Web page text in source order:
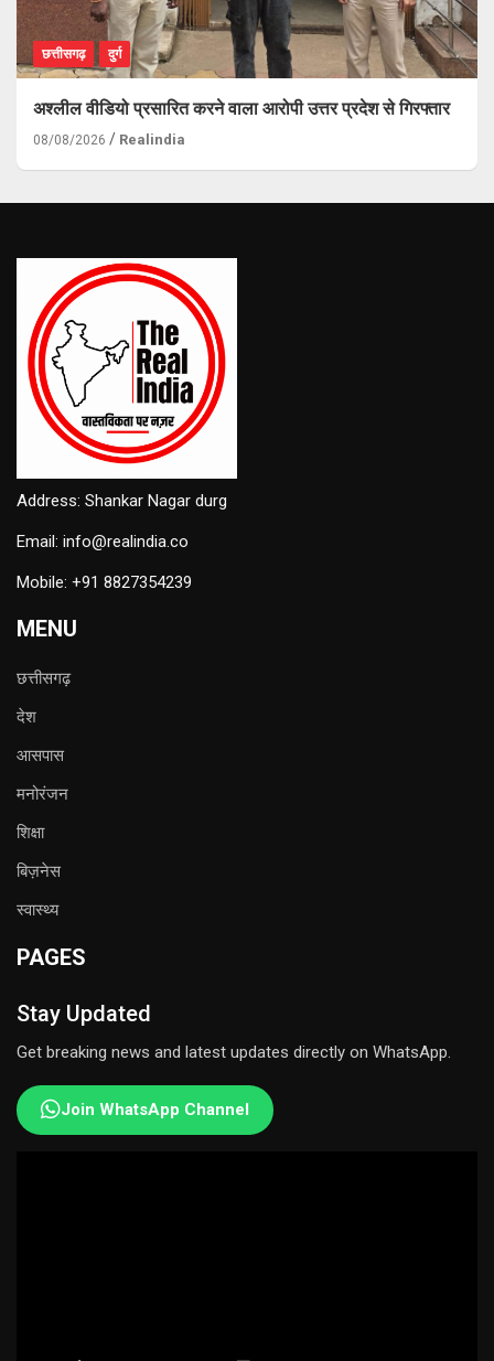
छत्तीसगढ़ दुर्ग
अश्लील वीडियो प्रसारित करने वाला आरोपी उत्तर प्रदेश से गिरफ्तार
08/08/2026 Realindia
Address: Shankar Nagar durg
Email: info@realindia.co
Mobile: +91 8827354239
MENU
छत्तीसगढ़
देश
आसपास
मनोरंजन
शिक्षा
बिज़नेस
स्वास्थ्य
PAGES
Stay Updated
Get breaking news and latest updates directly on WhatsApp.
Join WhatsApp Channel